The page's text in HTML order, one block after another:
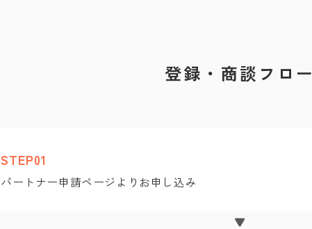
登録・商談フロー
STEP01
パートナー申請ページよりお申し込み